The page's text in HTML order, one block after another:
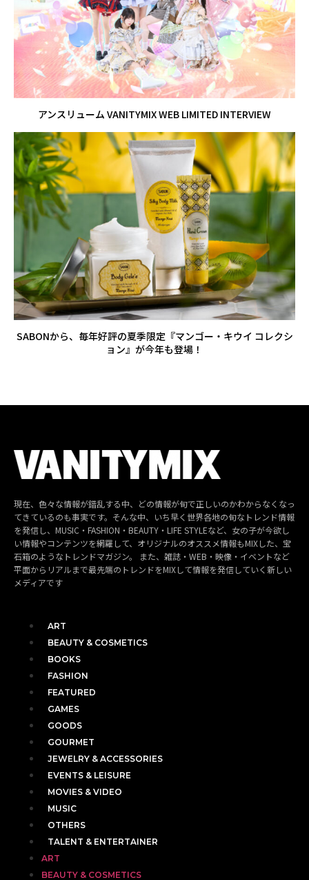
アンスリューム VANITYMIX WEB LIMITED INTERVIEW
SABONから、毎年好評の夏季限定『マンゴー・キウイ コレクシ
ョン』が今年も登場！
現在、色々な情報が錯乱する中、どの情報が旬で正しいのかわからなくなっ
てきているのも事実です。そんな中、いち早く世界各地の旬なトレンド情報
を発信し、MUSIC・FASHION・BEAUTY・LIFE STYLEなど、女の子が今欲し
い情報やコンテンツを網羅して、オリジナルのオススメ情報もMIXした、宝
石箱のようなトレンドマガジン。 また、雑誌・WEB・映像・イベントなど
平面からリアルまで最先端のトレンドをMIXして情報を発信していく新しい
メディアです
ART
BEAUTY & COSMETICS
BOOKS
FASHION
FEATURED
GAMES
GOODS
GOURMET
JEWELRY & ACCESSORIES
EVENTS & LEISURE
MOVIES & VIDEO
MUSIC
OTHERS
TALENT & ENTERTAINER
ART
BEAUTY & COSMETICS